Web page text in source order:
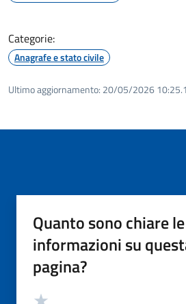
Categorie:
Anagrafe e stato civile
Ultimo aggiornamento: 20/05/2026
Quanto sono chiare le
informazioni su
pagina?
Valutazione